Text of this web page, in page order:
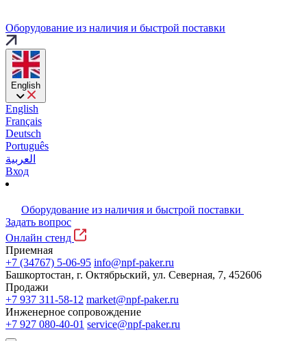
Оборудование из наличия и быстрой поставки
English
English
Français
Deutsch
Português
العربية
Вход
Оборудование из наличия и быстрой поставки
Задать вопрос
Онлайн стенд
Приемная
+7 (34767) 5-06-95 info@npf-paker.ru
Башкортостан, г. Октябрьский, ул. Северная, 7, 452606
Продажи
+7 937 311-58-12 market@npf-paker.ru
Инженерное сопровождение
+7 927 080-40-01 service@npf-paker.ru